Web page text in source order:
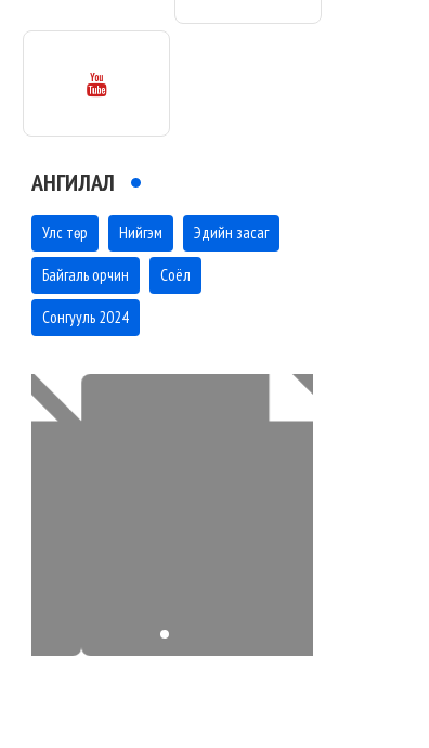
АНГИЛАЛ
Улс төр Нийгэм Эдийн засаг
Байгаль орчин Соёл
Сонгууль 2024